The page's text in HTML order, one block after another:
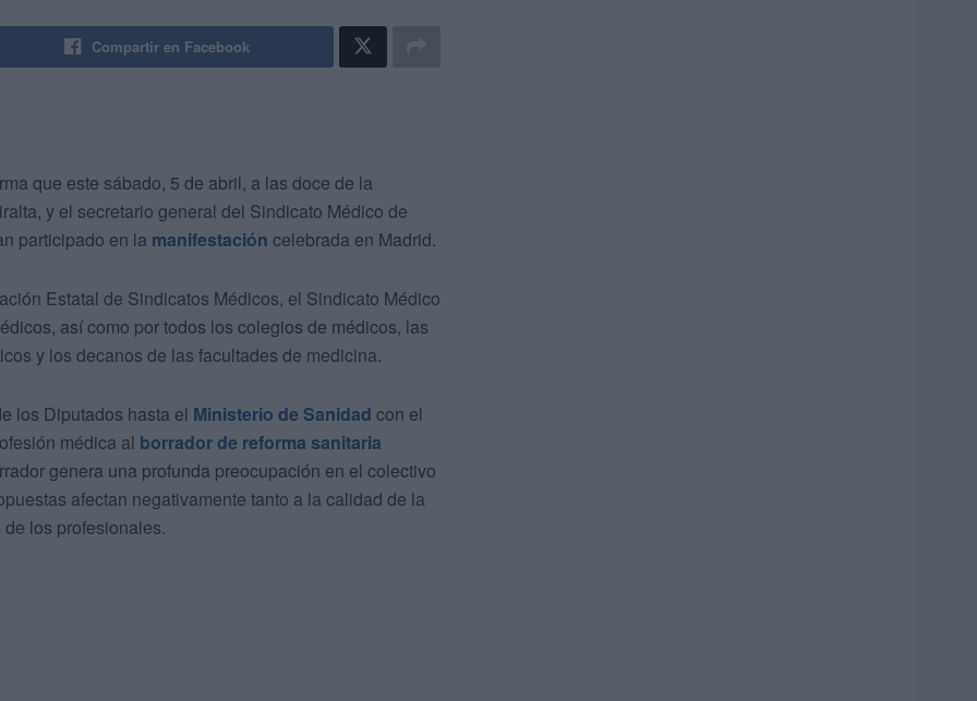
Compartir en Facebook
que este sábado, 5 de abril, a las doce de la
y el secretario general del Sindicato Médico de
participado en la manifestación celebrada en Madrid.
Estatal de Sindicatos Médicos, el Sindicato Médico
así como por todos los colegios de médicos, las
y los decanos de las facultades de medicina.
los Diputados hasta el Ministerio de Sanidad con el
médica al borrador de reforma sanitaria
genera una profunda preocupación en el colectivo
afectan negativamente tanto a la calidad de la
los profesionales.